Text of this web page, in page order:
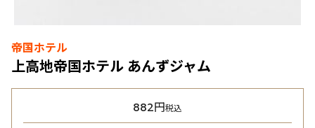
帝国ホテル
上高地帝国ホテル あんずジャム
882円税込